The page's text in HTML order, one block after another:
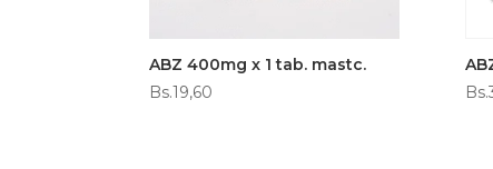
ABZ 400mg x 1 tab. mastc.
Bs.19,60
Bs.